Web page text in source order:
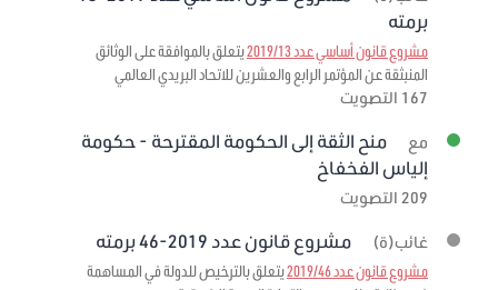
برمته
مشروع قانون أساسي عدد 2019/13
يتعلق بالموافقة على الوثائق
المنبثقة عن المؤتمر الرابع والعشرين للاتحاد البريدي العالمي
167 التصويت
مع
منح الثقة إلى الحكومة المقترحة - حكومة
إلياس الفخفاخ
209 التصويت
غائب(ة) مشروع قانون عدد 2019-46 برمته
مشروع قانون عدد 2019/46
يتعلق بالترخيص للدولة في المساهمة